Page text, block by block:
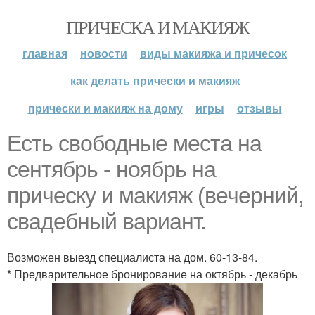
ПРИЧЕСКА И МАКИЯЖ
главная новости
виды макияжа и причесок
как делать прически и макияж
прически и макияж на дому
игры отзывы
Есть свободные места на
сентябрь - ноябрь на
прическу и макияж (вечерний,
свадебный вариант.
Возможен выезд специалиста на дом. 60-13-84.
* Предварительное бронирование на октябрь - декабрь